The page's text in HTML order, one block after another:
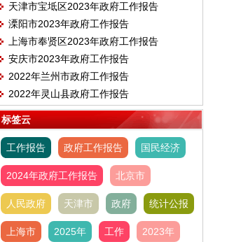
天津市宝坻区2023年政府工作报告
溧阳市2023年政府工作报告
上海市奉贤区2023年政府工作报告
安庆市2023年政府工作报告
2022年兰州市政府工作报告
2022年灵山县政府工作报告
标签云
工作报告 政府工作报告 国民经济
2024年政府工作报告 北京市
人民政府 天津市 政府 统计公报
上海市 2025年 工作 2023年